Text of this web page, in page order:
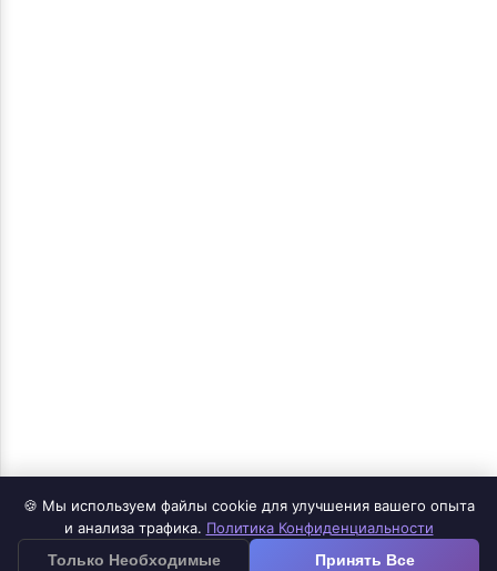
Продукты
Приложение Google Forms для iOS
🍪 Мы используем файлы cookie для улучшения вашего опыта
и анализа трафика. Политика Конфиденциальности
Только Необходимые
Принять Все